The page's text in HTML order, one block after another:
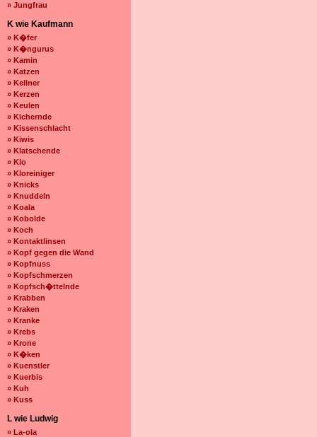
» Jungfrau
K wie Kaufmann
» K�fer
» K�ngurus
» Kamin
» Katzen
» Kellner
» Kerzen
» Keulen
» Kichernde
» Kissenschlacht
» Kiwis
» Klatschende
» Klo
» Kloreiniger
» Knicks
» Knuddeln
» Koala
» Kobolde
» Koch
» Kontaktlinsen
» Kopf gegen die Wand
» Kopfnuss
» Kopfschmerzen
» Kopfsch�ttelnde
» Krabben
» Kraken
» Kranke
» Krebs
» Krone
» K�ken
» Kuenstler
» Kuerbis
» Kuh
» Kuss
L wie Ludwig
» La-ola